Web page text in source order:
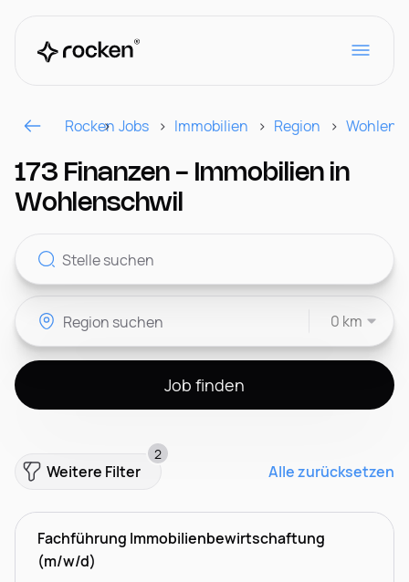
Für Arbeitgeber
Kontakt
CH
Rocken Jobs Immobilien Region
173 Finanzen - Immobilien in
Wohlenschwil
0 km
Job finden
Weitere Filter
2
Alle zurücksetzen
Fachführung Immobilienbewirtschaftung
(m/w/d)